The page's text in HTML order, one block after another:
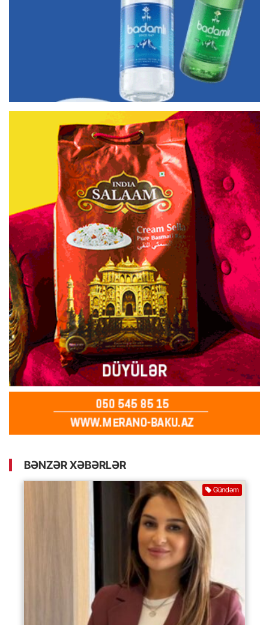
BƏNZƏR XƏBƏRLƏR
Gündəm